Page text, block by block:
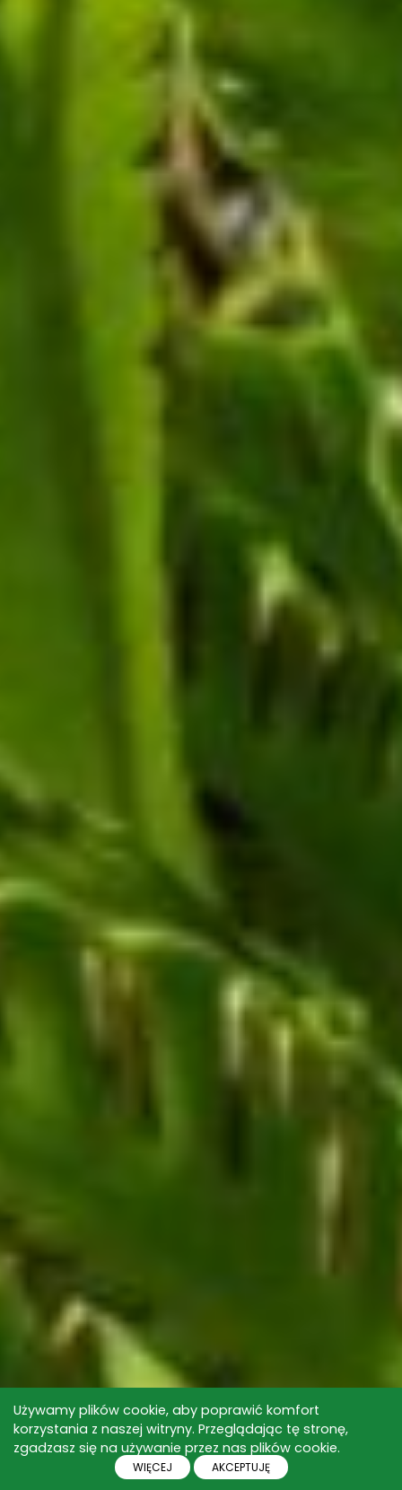
Używamy plików cookie, aby poprawić komfort
korzystania z naszej witryny. Przeglądając tę stronę,
zgadzasz się na używanie przez nas plików cookie.
WIĘCEJ AKCEPTUJĘ